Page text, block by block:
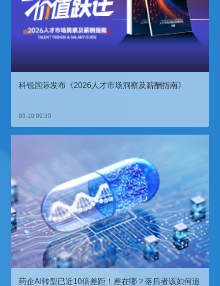
科锐国际发布《2026人才市场洞察及薪酬指南》
03-10 09:30
药企AI转型已近10倍差距！差在哪？落后者该如何追